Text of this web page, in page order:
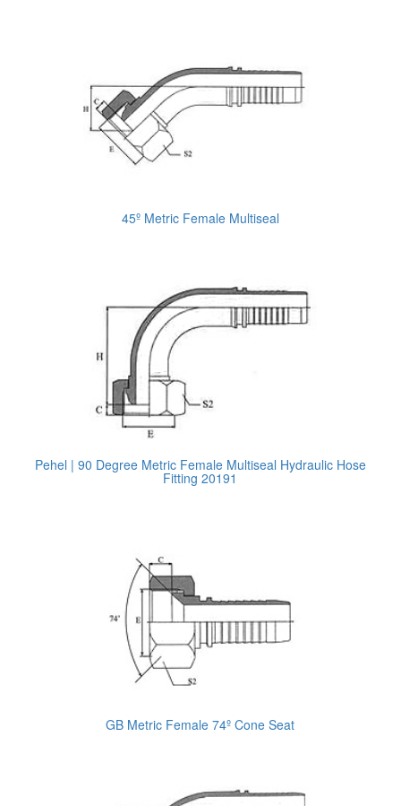
45º Metric Female Multiseal
Pehel | 90 Degree Metric Female Multiseal Hydraulic Hose
Fitting 20191
GB Metric Female 74º Cone Seat